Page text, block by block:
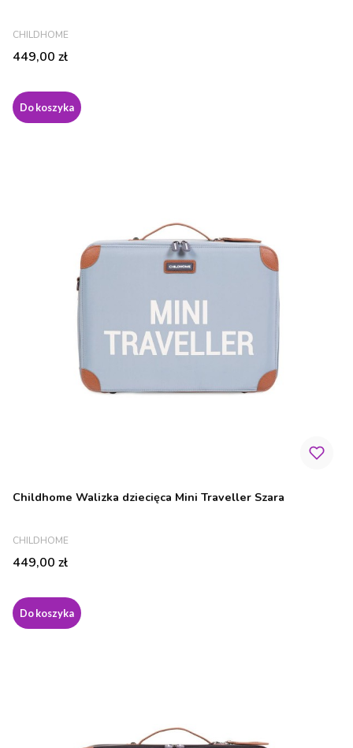
PRODUCENT
CHILDHOME
Cena
449,00 zł
Do koszyka
Childhome Walizka dziecięca Mini Traveller Szara
PRODUCENT
CHILDHOME
Cena
449,00 zł
Do koszyka